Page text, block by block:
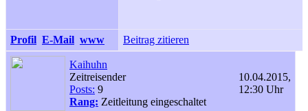
Profil E-Mail www Beitrag zitieren
Kaihuhn
Zeitreisender
Posts: 9
Rang: Zeitleitung eingeschaltet
10.04.2015,
12:30 Uhr